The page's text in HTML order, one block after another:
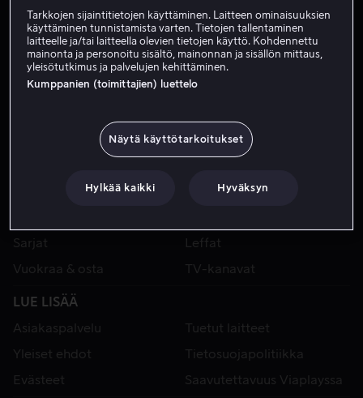
Sarjat
Leffat
Vuokraa & osta
TV-kanavat
LUE LISÄÄ
Asiakaspalvelu
Tuetut laitteet
Yleiset ehdot
Tietosuojapolitiikka
Evästeet
Saavutettavuus Viaplayssa
Tarkkojen sijaintitietojen käyttäminen. Laitteen ominaisuuksien
käyttäminen tunnistamista varten. Tietojen tallentaminen
laitteelle ja/tai laitteella olevien tietojen käyttö. Kohdennettu
mainonta ja personoitu sisältö, mainonnan ja sisällön mittaus,
yleisötutkimus ja palvelujen kehittäminen.
Kumppanien (toimittajien) luettelo
Näytä käyttötarkoitukset
Hylkää kaikki Hyväksyn